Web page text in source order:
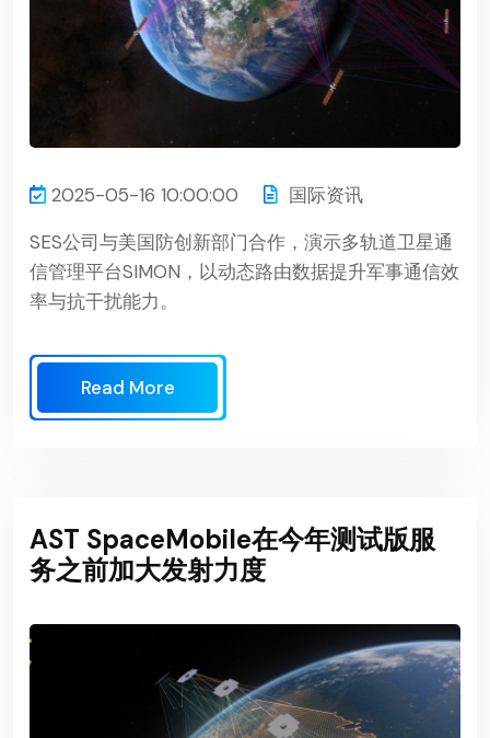
2025-05-16 10:00:00
国际资讯
SES公司与美国防创新部门合作，演示多轨道卫星通
信管理平台SIMON，以动态路由数据提升军事通信效
率与抗干扰能力。
Read More
AST SpaceMobile在今年测试版服
务之前加大发射力度